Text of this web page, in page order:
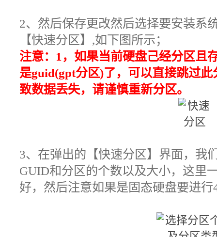
2、 然后保存更改然后选择要安装系
【快速分区】 ,如下图所示；
注意：1，如果当前硬盘己经分区且
是guid(gpt分区)了，可以直接跳过此
致数据丢失，请谨慎重新分区。
3、在弹出的【快速分区】界面，我
GUID和分区的个数以及大小，这里
好，然后注意如果是固态硬盘要进行